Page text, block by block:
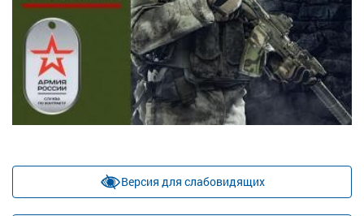
Версия для слабовидящих